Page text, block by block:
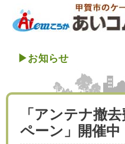
▶︎お知らせ
「アンテナ撤
ペーン」開催中